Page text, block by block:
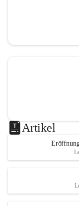
Artikel